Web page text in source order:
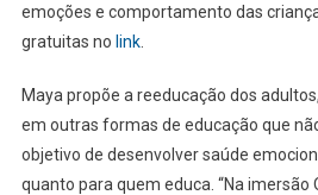
emoções e comportamento das
gratuitas no link.
Maya propõe a reeducação dos
em outras formas de educação que
objetivo de desenvolver saúde
quanto para quem educa. “Na imersão